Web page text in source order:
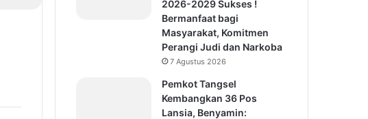
2026-2029 Sukses !
Bermanfaat bagi
Masyarakat, Komitmen
Perangi Judi dan Narkoba
7 Agustus 2026
Pemkot Tangsel
Kembangkan 36 Pos
Lansia, Benyamin: